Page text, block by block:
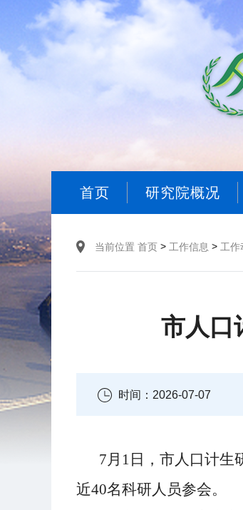
首页 研究院概况
当前位置 首页 > 工作信息 > 工作
市人口
时间：2026-07-07
7月1日， 市人口计生
近40名科研人员参会。